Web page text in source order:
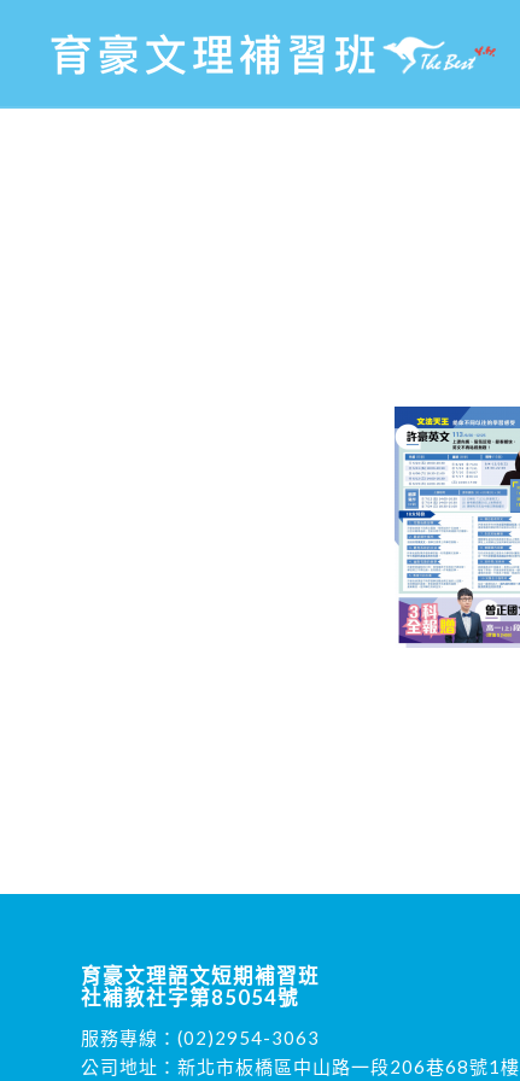
育豪文理語文短期補習班
社補教社字第85054號
服務專線： (02)2954-3063
公司地址：新北市板橋區中山路一段206巷68號1樓